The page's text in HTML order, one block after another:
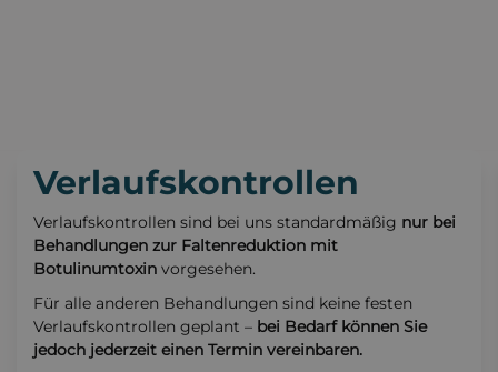
Verlaufskontrollen
Verlaufskontrollen sind bei uns standardmäßig nur bei
Behandlungen zur Faltenreduktion mit
Botulinumtoxin vorgesehen.
Für alle anderen Behandlungen sind keine festen
Verlaufskontrollen geplant – bei Bedarf können Sie
jedoch jederzeit einen Termin vereinbaren.